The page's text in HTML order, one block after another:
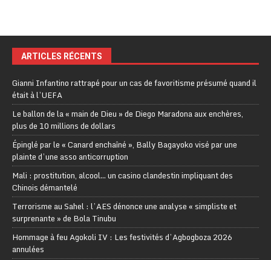
ARTICLES RÉCENTS
Gianni Infantino rattrapé pour un cas de favoritisme présumé quand il
était à l’UEFA
Le ballon de la « main de Dieu » de Diego Maradona aux enchères,
plus de 10 millions de dollars
Épinglé par le « Canard enchaîné », Bally Bagayoko visé par une
plainte d’une asso anticorruption
Mali : prostitution, alcool… un casino clandestin impliquant des
Chinois démantelé
Terrorisme au Sahel : l’AES dénonce une analyse « simpliste et
surprenante » de Bola Tinubu
Hommage à feu Agokoli IV : Les festivités d’Agbogboza 2026
annulées